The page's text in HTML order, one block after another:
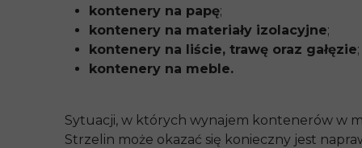
kontenery na papę;
kontenery na materiały izolacyjne;
kontenery na liście, trawę oraz gałęzie;
kontenery na meble.
Sytuacji, w których wynajem kontenerów w
Strzelin może okazać się konieczny jest